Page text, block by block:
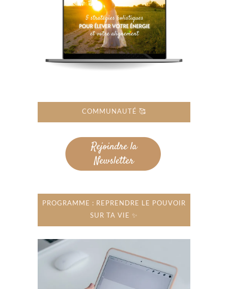
COMMUNAUTÉ 🥰
PROGRAMME : REPRENDRE LE POUVOIR
SUR TA VIE ✨